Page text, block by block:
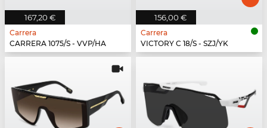
167,20 €
Carrera
CARRERA 1075/S - VVP/HA
156,00 €
Carrera
VICTORY C 18/S - SZJ/YK